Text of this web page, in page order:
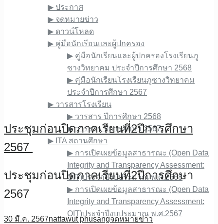
▶︎ ประกาศ
▶︎ จดหมายข่าว
▶︎ ดาวน์โหลด
▶︎ คู่มือนักเรียนและผู้ปกครอง
▶︎ คู่มือนักเรียนและผู้ปกครองโรงเรียนภู
ซางวิทยาคม ประจำปีการศึกษา 2568
▶︎ คู่มือนักเรียนโรงเรียนภูซางวิทยาคม
ประจำปีการศึกษา 2567
▶︎ วารสารโรงเรียน
▶︎ วารสาร ปีการศึกษา 2568
▶︎ วารสาร ปีการศึกษา 2567
▶︎ ITA สถานศึกษา
▶︎ การเปิดเผยข้อมูลสาธารณะ (Open Data
Integrity and Transparency Assessment:
OIT)ประจำปีงบประมาณ พ.ศ.2568
▶︎ การเปิดเผยข้อมูลสาธารณะ (Open Data
Integrity and Transparency Assessment:
OIT)ประจำปีงบประมาณ พ.ศ.2567
ประชุมก่อนปิดภาคเรียนที่2ปีการศึกษา
2567
ประชุมก่อนปิดภาคเรียนที่2ปีการศึกษา
2567
30 มี.ค. 2567nattawut phusangจดหมายข่าว